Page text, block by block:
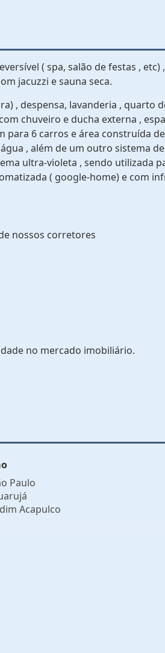
( spa, salão de festas , etc)
jacuzzi e sauna seca.
, despensa, lavanderia , quarto
chuveiro e ducha externa ,
6 carros e área construída de
, além de um outro sistema de
ultra-violeta , sendo utilizada
( google-home) e com
nossos corretores
no mercado imobiliário.
Paulo
Acapulco